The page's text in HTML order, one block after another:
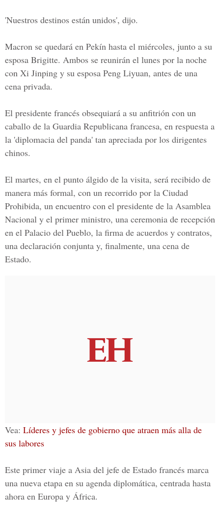
'Nuestros destinos están unidos', dijo.
Macron se quedará en Pekín hasta el miércoles, junto a su
esposa Brigitte. Ambos se reunirán el lunes por la noche
con Xi Jinping y su esposa Peng Liyuan, antes de una
cena privada.
El presidente francés obsequiará a su anfitrión con un
caballo de la Guardia Republicana francesa, en respuesta a
la 'diplomacia del panda' tan apreciada por los dirigentes
chinos.
El martes, en el punto álgido de la visita, será recibido de
manera más formal, con un recorrido por la Ciudad
Prohibida, un encuentro con el presidente de la Asamblea
Nacional y el primer ministro, una ceremonia de recepción
en el Palacio del Pueblo, la firma de acuerdos y contratos,
una declaración conjunta y, finalmente, una cena de
Estado.
Vea: Líderes y jefes de gobierno que atraen más alla de
sus labores
Este primer viaje a Asia del jefe de Estado francés marca
una nueva etapa en su agenda diplomática, centrada hasta
ahora en Europa y África.